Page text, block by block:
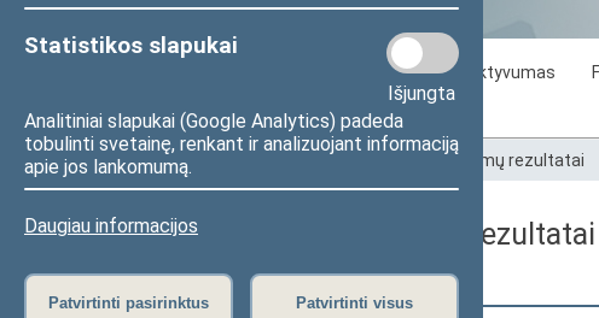
Statistikos slapukai
Išjungta
Analitiniai slapukai (Google Analytics) padeda
tobulinti svetainę, renkant ir analizuojant informaciją
apie jos lankomumą.
Daugiau informacijos
Patvirtinti pasirinktus Patvirtinti visus
Seimo narių aktyvumas
Seimo narių balsavimų rezultatai
Pradžia Seimo narių balsavimų rezultatai
Seimo narių balsavimų rezultatai
Pasirinkite kadenciją: